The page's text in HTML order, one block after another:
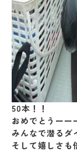
50本！！
おめでとうーー
みんなで潜る
そして嬉しさも